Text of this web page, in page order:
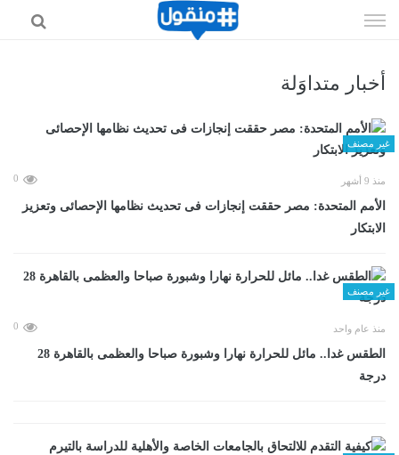
الى
أخبار متداوَلة
غير مصنف
منذ 9 أشهر 0
الأمم المتحدة: مصر حققت إنجازات فى تحديث نظامها الإحصائى وتعزيز
الابتكار
غير مصنف
منذ عام واحد 0
الطقس غدا.. مائل للحرارة نهارا وشبورة صباحا والعظمى بالقاهرة 28
درجة